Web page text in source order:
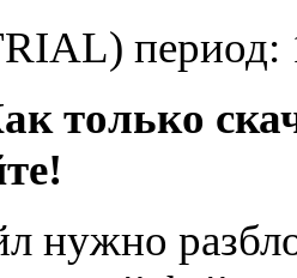
период:
только
нужно